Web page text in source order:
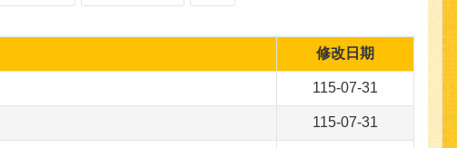
修改日期
115-07-31
115-07-31